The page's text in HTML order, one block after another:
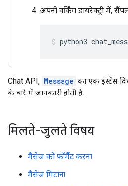
अपनी वर्किंग डायरेक्ट्री में,
python3
Chat API, Message का एक इंस्टेंस
के बारे में जानकारी होती है.
मिलते-जुलते विषय
मैसेज को फ़ॉर्मैट करना.
मैसेज मिटाना.